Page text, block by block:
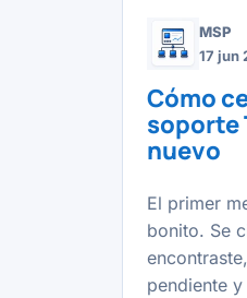
MSP
17 jun
Cómo
soporte
nuevo
El primer
bonito. Se
pendiente